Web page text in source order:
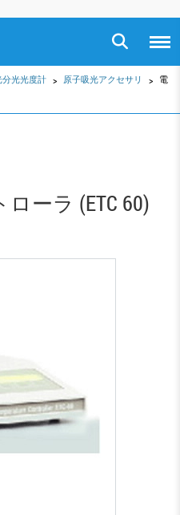
分光光度計 原子吸光アクセサリ
電
ーラ (ETC 60)